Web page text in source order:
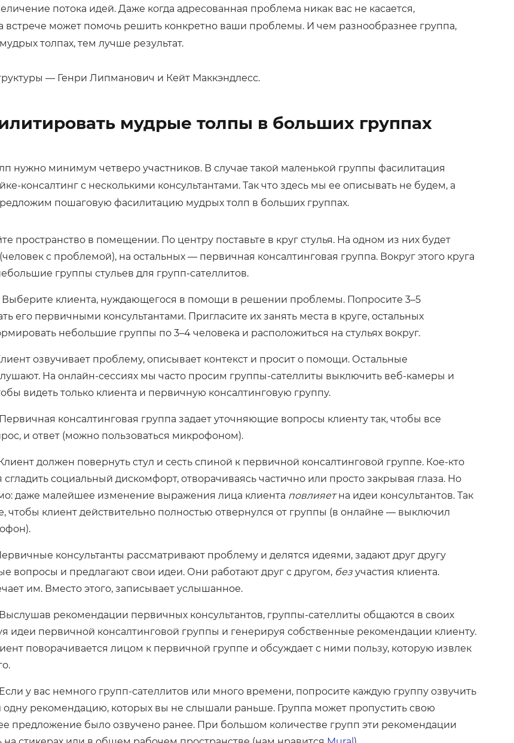
потока идей. Даже когда адресованная проблема никак вас не касается,
встрече может помочь решить конкретно ваши проблемы. И чем разнообразнее группа,
толпах, тем лучше результат.
— Генри Липманович и Кейт Маккэндлесс.
мудрые толпы в больших группах
нужно минимум четверо участников. В случае такой маленькой группы фасилитация
консалтинг с несколькими консультантами. Так что здесь мы ее описывать не будем, а
пошаговую фасилитацию мудрых толп в больших группах.
пространство в помещении. По центру поставьте в круг стулья. На одном из них будет
с проблемой), на остальных — первичная консалтинговая группа. Вокруг этого круга
группы стульев для групп-сателлитов.
Выберите клиента, нуждающегося в помощи в решении проблемы. Попросите 3–5
его первичными консультантами. Пригласите их занять места в круге, остальных
небольшие группы по 3–4 человека и расположиться на стульях вокруг.
озвучивает проблему, описывает контекст и просит о помощи. Остальные
На онлайн-сессиях мы часто просим группы-сателлиты выключить веб-камеры и
видеть только клиента и первичную консалтинговую группу.
консалтинговая группа задает уточняющие вопросы клиенту так, чтобы все
и ответ (можно пользоваться микрофоном).
должен повернуть стул и сесть спиной к первичной консалтинговой группе. Кое-кто
сгладить социальный дискомфорт, отворачиваясь частично или просто закрывая глаза. Но
даже малейшее изменение выражения лица клиента повлияетна идеи консультантов. Так
чтобы клиент действительно полностью отвернулся от группы (в онлайне — выключил
консультанты рассматривают проблему и делятся идеями, задают друг другу
вопросы и предлагают свои идеи. Они работают друг с другом, безучастия клиента.
им. Вместо этого, записывает услышанное.
рекомендации первичных консультантов, группы-сателлиты общаются в своих
идеи первичной консалтинговой группы и генерируя собственные рекомендации клиенту.
поворачивается лицом к первичной группе и обсуждает с ними пользу, которую извлек
у вас немного групп-сателлитов или много времени, попросите каждую группу озвучить
одну рекомендацию, которых вы не слышали раньше. Группа может пропустить свою
предложение было озвучено ранее. При большом количестве групп эти рекомендации